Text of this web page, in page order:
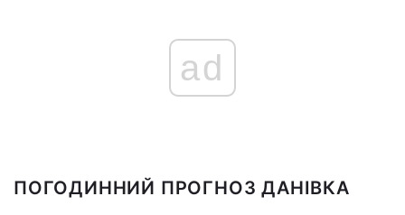
ad
ПОГОДИННИЙ ПРОГНОЗ ДАНІВКА